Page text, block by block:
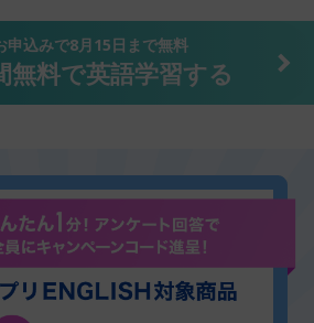
申込みで8月15日 まで無料
無料で英語学習する